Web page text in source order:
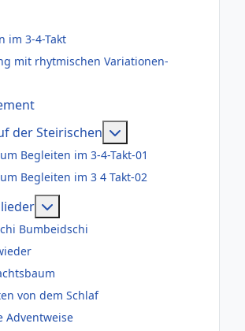
im 3-4-Takt
mit rhytmischen Variationen-
der Steirischen
Begleiten im 3-4-Takt-01
Begleiten im 3 4 Takt-02
Bumbeidschi
von dem Schlaf
Adventweise